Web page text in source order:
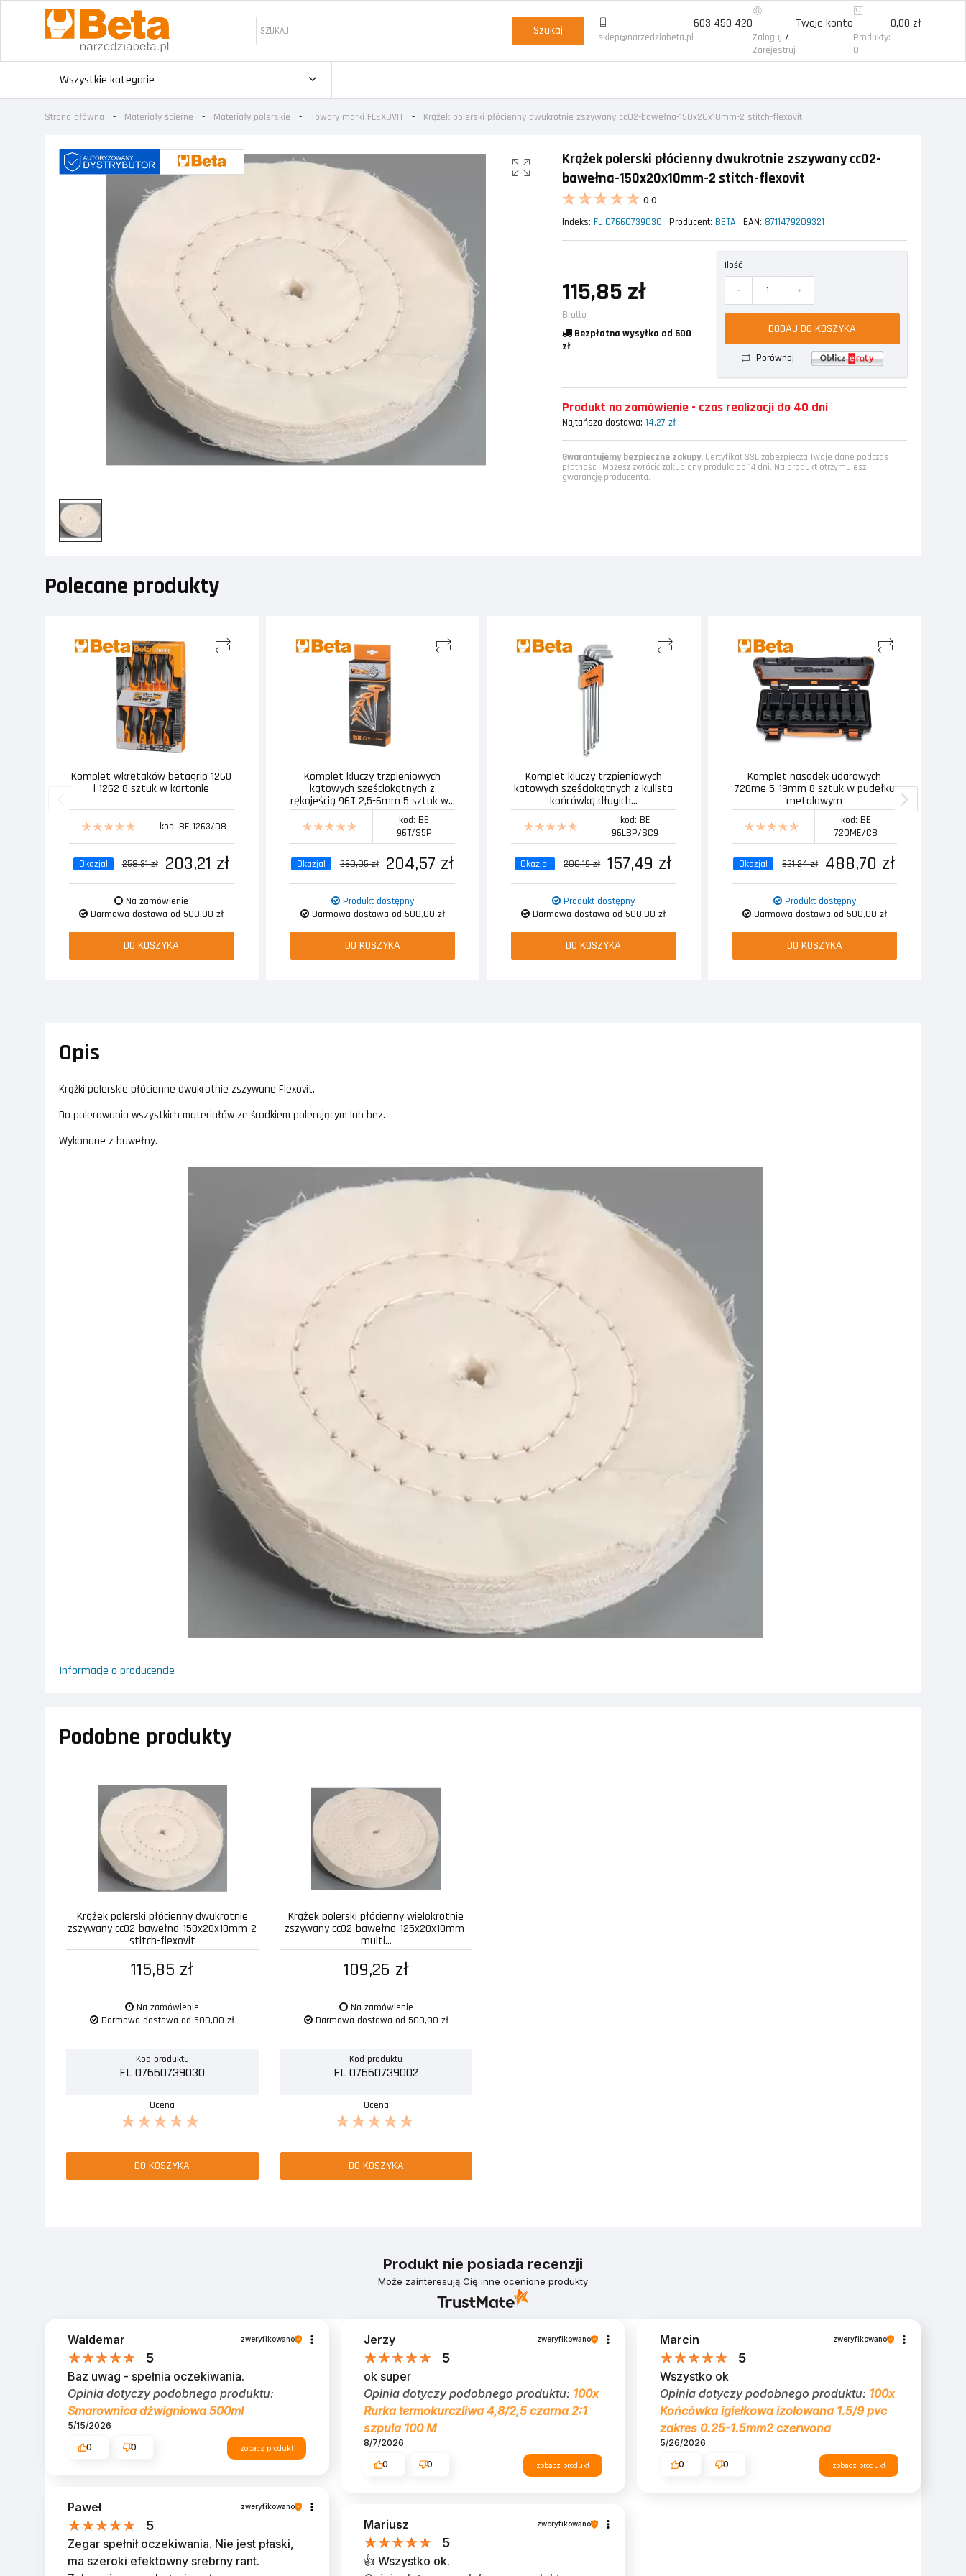
Szukaj 603 450 420
sklep@narzedziabeta.pl
Twoje konto
Zaloguj /
Zarejestruj
0,00 zł
Produkty:
0
Wszystkie kategorie
Strona główna Materiały ścierne Materiały polerskie Towary marki FLEXOVIT Krążek polerski płócienny dwukrotnie zszywany cc02-bawełna-150x20x10mm-2 stitch-flexovit
Krążek polerski płócienny dwukrotnie zszywany cc02-
bawełna-150x20x10mm-2 stitch-flexovit
0.0
Indeks: FL 07660739030 Producent: BETA EAN: 8711479209321
115,85 zł
Brutto
Bezpłatna wysyłka od 500
zł
Ilość
- +
DODAJ DO KOSZYKA
Porównaj
Produkt na zamówienie - czas realizacji do 40 dni
Najtańsza dostawa: 14,27 zł
Gwarantujemy bezpieczne zakupy.Certyfikat SSL zabezpiecza Twoje dane podczas
płatności. Możesz zwrócić zakupiony produkt do 14 dni. Na produkt otrzymujesz
gwarancję producenta.
Polecane produkty
Komplet wkrętaków betagrip 1260
i 1262 8 sztuk w kartonie
kod: BE 1263/D8
Okazja! 258,31 zł 203,21 zł
Na zamówienie
Darmowa dostawa od 500,00 zł
DO KOSZYKA
Komplet kluczy trzpieniowych
kątowych sześciokątnych z
rękojeścią 96T 2,5-6mm 5 sztuk w...
kod: BE
96T/S5P
Okazja! 260,05 zł 204,57 zł
Produkt dostępny
Darmowa dostawa od 500,00 zł
DO KOSZYKA
Komplet kluczy trzpieniowych
kątowych sześciokątnych z kulistą
końcówką długich...
kod: BE
96LBP/SC9
Okazja! 200,19 zł 157,49 zł
Produkt dostępny
Darmowa dostawa od 500,00 zł
DO KOSZYKA
Komplet nasadek udarowych
720me 5-19mm 8 sztuk w pudełku
metalowym
kod: BE
720ME/C8
Okazja! 621,24 zł 488,70 zł
Produkt dostępny
Darmowa dostawa od 500,00 zł
DO KOSZYKA
Opis
Krążki polerskie płócienne dwukrotnie zszywane Flexovit.
Do polerowania wszystkich materiałów ze środkiem polerującym lub bez.
Wykonane z bawełny.
Informacje o producencie
Podobne produkty
Krążek polerski płócienny dwukrotnie
zszywany cc02-bawełna-150x20x10mm-2
stitch-flexovit
115,85 zł
Na zamówienie
Darmowa dostawa od 500,00 zł
Kod produktu
FL 07660739030
Ocena
DO KOSZYKA
Krążek polerski płócienny wielokrotnie
zszywany cc02-bawełna-125x20x10mm-
multi...
109,26 zł
Na zamówienie
Darmowa dostawa od 500,00 zł
Kod produktu
FL 07660739002
Ocena
DO KOSZYKA
Produkt nie posiada recenzji
Może zainteresują Cię inne ocenione produkty
Waldemar zweryfikowano
5
Baz uwag - spełnia oczekiwania.
Opinia dotyczy podobnego produktu:
Smarownica dźwigniowa 500ml
5/15/2026
0 0 zobacz produkt
Jerzy zweryfikowano
5
ok super
Opinia dotyczy podobnego produktu: 100x
Rurka termokurczliwa 4,8/2,5 czarna 2:1
szpula 100 M
8/7/2026
0 0 zobacz produkt
Marcin zweryfikowano
5
Wszystko ok
Opinia dotyczy podobnego produktu: 100x
Końcówka igiełkowa izolowana 1.5/9 pvc
zakres 0.25-1.5mm2 czerwona
5/26/2026
0 0 zobacz produkt
Paweł zweryfikowano
5
Zegar spełnił oczekiwania. Nie jest płaski,
ma szeroki efektowny srebrny rant.
Mariusz zweryfikowano
5
👍️ Wszystko ok.